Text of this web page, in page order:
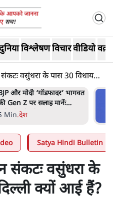
विश्लेषणविचारवीडियो
संकटः वसुंधरा के पास 30 विधायक,
ज़करबर्ग का माफीनामाः ये
अंदर की बात है
Min.विश्लेषण
Satya Hindi Bulletin
संकटः वसुंधरा के
क्यों आई हैं?